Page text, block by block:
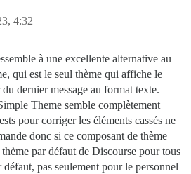
4:32
à une excellente alternative au
qui est le seul thème qui affiche le
dernier message au format texte.
Theme semble complètement
pour corriger les éléments cassés ne
donc si ce composant de thème
par défaut de Discourse pour tous
pas seulement pour le personnel